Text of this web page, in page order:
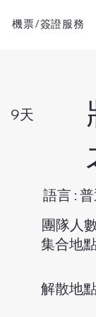
機票/簽證服務
語言 :
團隊人
解散地
集合地
9天